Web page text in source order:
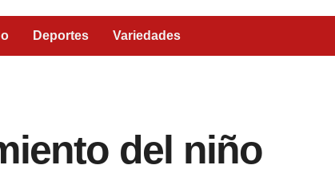
Deportes Variedades
del niño